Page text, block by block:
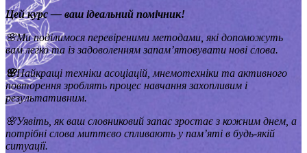
Цей курс — ваш ідеальний помічник!
🌸Ми поділимося перевіреними методами, які допоможуть
вам легко та із задоволенням запам’ятовувати нові слова.
🌸Найкращі техніки асоціацій, мнемотехніки та активного
повторення зроблять процес навчання захопливим і
результативним.
🌸Уявіть, як ваш словниковий запас зростає з кожним днем, а
потрібні слова миттєво спливають у пам’яті в будь-якій
ситуації.